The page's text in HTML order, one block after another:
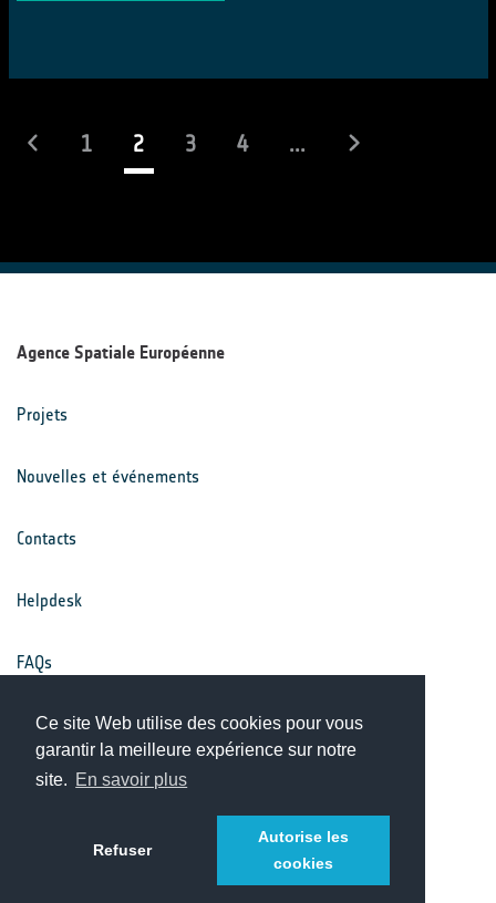
Ce site Web utilise des cookies pour vous
garantir la meilleure expérience sur notre
site. En savoir plus
Refuser
Autorise les
cookies
1 2(actuel)
3 4 ...
Agence Spatiale Européenne
Projets
Nouvelles et événements
Contacts
Helpdesk
FAQs
Conditions générales
Avis de confidentialité